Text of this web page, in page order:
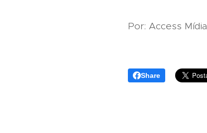
Por: Access Mídia
Share